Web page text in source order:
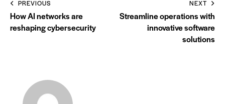
PREVIOUS
How AI networks are
reshaping cybersecurity
NEXT
Streamline operations with
innovative software
solutions